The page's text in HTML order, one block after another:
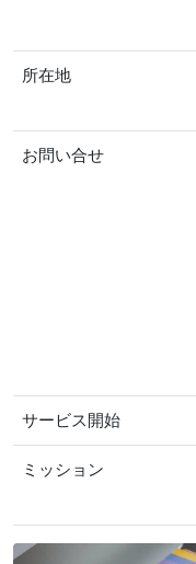
所在地
お問い合せ
サービス開始
ミッション